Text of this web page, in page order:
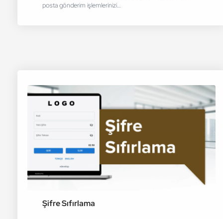
posta gönderim işlemlerinizi…
Şifre Sıfırlama